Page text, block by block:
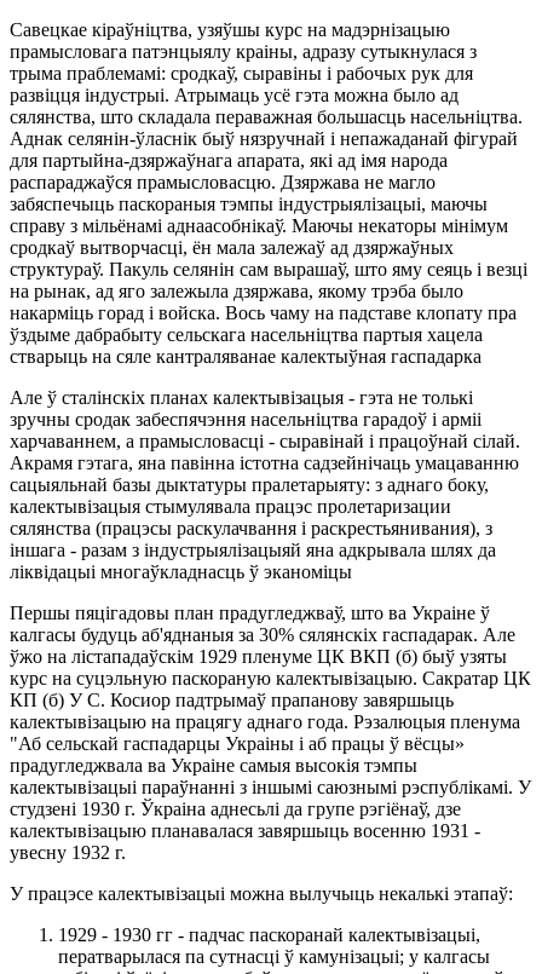
Савецкае кіраўніцтва, узяўшы курс на мадэрнізацыю
прамысловага патэнцыялу краіны, адразу сутыкнулася з
трыма праблемамі: сродкаў, сыравіны і рабочых рук для
развіцця індустрыі. Атрымаць усё гэта можна было ад
сялянства, што складала пераважная большасць насельніцтва.
Аднак селянін-ўласнік быў нязручнай і непажаданай фігурай
для партыйна-дзяржаўнага апарата, які ад імя народа
распараджаўся прамысловасцю. Дзяржава не магло
забяспечыць паскораныя тэмпы індустрыялізацыі, маючы
справу з мільёнамі аднаасобнікаў. Маючы некаторы мінімум
сродкаў вытворчасці, ён мала залежаў ад дзяржаўных
структураў. Пакуль селянін сам вырашаў, што яму сеяць і везці
на рынак, ад яго залежыла дзяржава, якому трэба было
накарміць горад і войска. Вось чаму на падставе клопату пра
ўздыме дабрабыту сельскага насельніцтва партыя хацела
стварыць на сяле кантраляванае калектыўная гаспадарка
Але ў сталінскіх планах калектывізацыя - гэта не толькі
зручны сродак забеспячэння насельніцтва гарадоў і арміі
харчаваннем, а прамысловасці - сыравінай і працоўнай сілай.
Акрамя гэтага, яна павінна істотна садзейнічаць умацаванню
сацыяльнай базы дыктатуры пралетарыяту: з аднаго боку,
калектывізацыя стымулявала працэс пролетаризации
сялянства (працэсы раскулачвання і раскрестьянивания), з
іншага - разам з індустрыялізацыяй яна адкрывала шлях да
ліквідацыі многаўкладнасць ў эканоміцы
Першы пяцігадовы план прадугледжваў, што ва Украіне ў
калгасы будуць аб'яднаныя за 30% сялянскіх гаспадарак. Але
ўжо на лістападаўскім 1929 пленуме ЦК ВКП (б) быў узяты
курс на суцэльную паскораную калектывізацыю. Сакратар ЦК
КП (б) У С. Косиор падтрымаў прапанову завяршыць
калектывізацыю на працягу аднаго года. Рэзалюцыя пленума
"Аб сельскай гаспадарцы Украіны і аб працы ў вёсцы»
прадугледжвала ва Украіне самыя высокія тэмпы
калектывізацыі параўнанні з іншымі саюзнымі рэспублікамі. У
студзені 1930 г. Ўкраіна аднесьлі да групе рэгіёнаў, дзе
калектывізацыю планавалася завяршыць восенню 1931 -
увесну 1932 г.
У працэсе калектывізацыі можна вылучыць некалькі этапаў:
1929 - 1930 гг - падчас паскоранай калектывізацыі,
ператварылася па сутнасці ў камунізацыі; у калгасы